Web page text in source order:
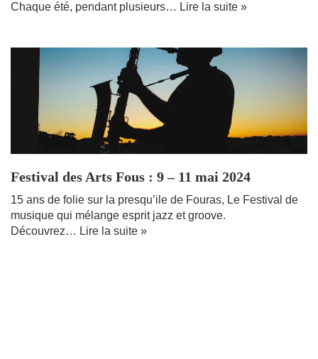
Chaque été, pendant plusieurs… Lire la suite »
Festival des Arts Fous : 9 – 11 mai 2024
15 ans de folie sur la presqu’ile de Fouras, Le Festival de
musique qui mélange esprit jazz et groove.
Découvrez… Lire la suite »